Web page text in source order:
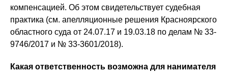
компенсацией. Об этом свидетельствует судебная
практика (см. апелляционные решения Красноярского
областного суда от 24.07.17 и 19.03.18 по делам № 33-
9746/2017 и № 33-3601/2018).
Какая ответственность возможна для нанимателя